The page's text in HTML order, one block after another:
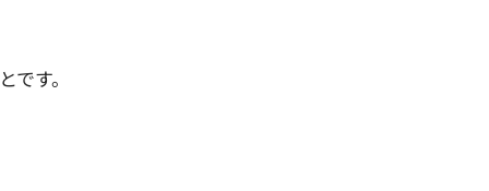
す。